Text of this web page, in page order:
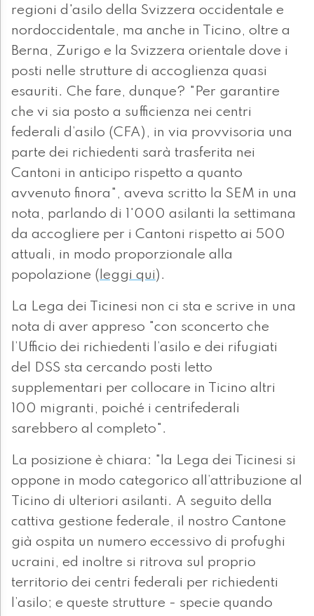
regioni d'asilo della Svizzera occidentale e
nordoccidentale, ma anche in Ticino, oltre a
Berna, Zurigo e la Svizzera orientale dove i
posti nelle strutture di accoglienza quasi
esauriti. Che fare, dunque? "Per garantire
che vi sia posto a sufficienza nei centri
federali d’asilo (CFA), in via provvisoria una
parte dei richiedenti sarà trasferita nei
Cantoni in anticipo rispetto a quanto
avvenuto finora", aveva scritto la SEM in una
nota, parlando di 1'000 asilanti la settimana
da accogliere per i Cantoni rispetto ai 500
attuali, in modo proporzionale alla
popolazione (leggi qui).
La Lega dei Ticinesi non ci sta e scrive in una
nota di aver appreso "con sconcerto che
l’Ufficio dei richiedenti l’asilo e dei rifugiati
del DSS sta cercando posti letto
supplementari per collocare in Ticino altri
100 migranti, poiché i centrifederali
sarebbero al completo".
La posizione è chiara: "la Lega dei Ticinesi si
oppone in modo categorico all’attribuzione al
Ticino di ulteriori asilanti. A seguito della
cattiva gestione federale, il nostro Cantone
già ospita un numero eccessivo di profughi
ucraini, ed inoltre si ritrova sul proprio
territorio dei centri federali per richiedenti
l’asilo; e queste strutture - specie quando